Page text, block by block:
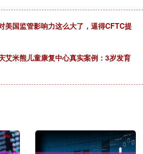
美国监管影响力这么大了，逼得CFTC提
艾米熊儿童康复中心真实案例：3岁发育